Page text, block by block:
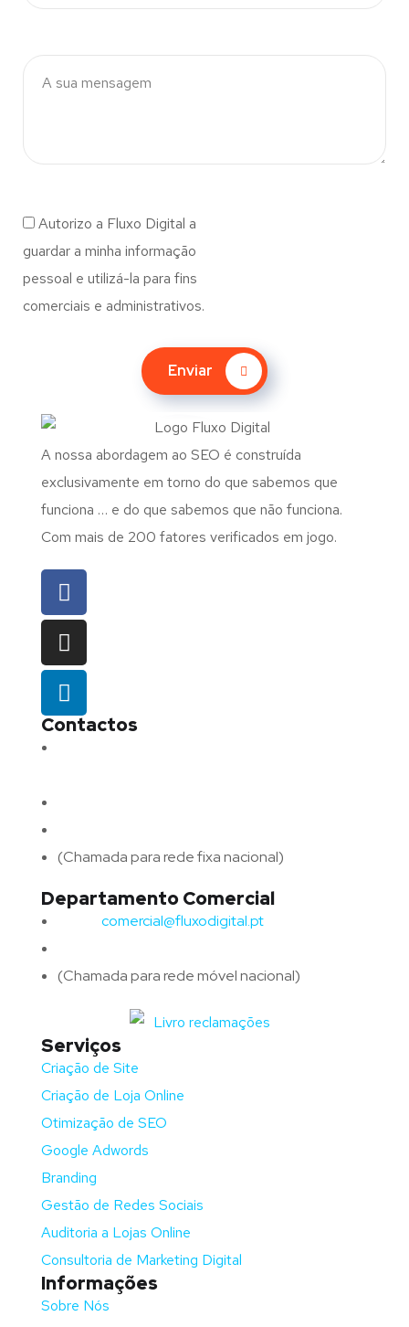
Autorizo a Fluxo Digital a
guardar a minha informação
pessoal e utilizá-la para fins
comerciais e administrativos.
Enviar
A nossa abordagem ao SEO é construída
exclusivamente em torno do que sabemos que
funciona … e do que sabemos que não funciona.
Com mais de 200 fatores verificados em jogo.
Contactos
(Chamada para rede fixa nacional)
Departamento Comercial
comercial@fluxodigital.pt
(Chamada para rede móvel nacional)
Serviços
Criação de Site
Criação de Loja Online
Otimização de SEO
Google Adwords
Branding
Gestão de Redes Sociais
Auditoria a Lojas Online
Consultoria de Marketing Digital
Informações
Sobre Nós